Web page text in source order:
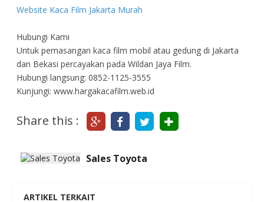
Website Kaca Film Jakarta Murah
Hubungi Kami
Untuk pemasangan kaca film mobil atau gedung di Jakarta
dan Bekasi percayakan pada Wildan Jaya Film.
Hubungi langsung: 0852-1125-3555
Kunjungi: www.hargakacafilm.web.id
Share this :
Sales Toyota
ARTIKEL TERKAIT